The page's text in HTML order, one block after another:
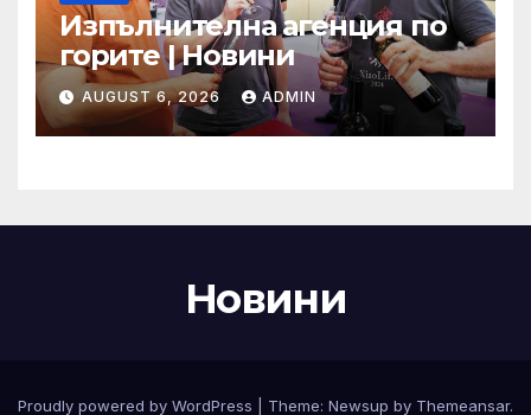
Изпълнителна агенция по
горите | Новини
AUGUST 6, 2026 ADMIN
Новини
Proudly powered by WordPress Theme: Newsup by Themeansar.